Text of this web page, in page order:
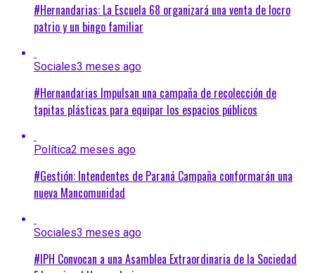
#Hernandarias: La Escuela 68 organizará una venta de locro
patrio y un bingo familiar
Sociales3 meses ago
#Hernandarias Impulsan una campaña de recolección de
tapitas plásticas para equipar los espacios públicos
Política2 meses ago
#Gestión: Intendentes de Paraná Campaña conformarán una
nueva Mancomunidad
Sociales3 meses ago
#IPH Convocan a una Asamblea Extraordinaria de la Sociedad